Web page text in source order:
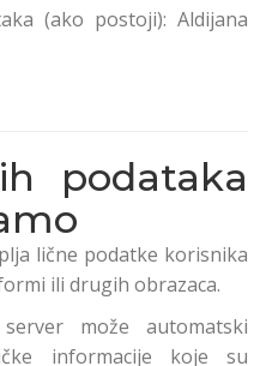
(ako postoji): Aldijana
podataka
lične podatke korisnika
ili drugih obrazaca.
može automatski
informacije koje su